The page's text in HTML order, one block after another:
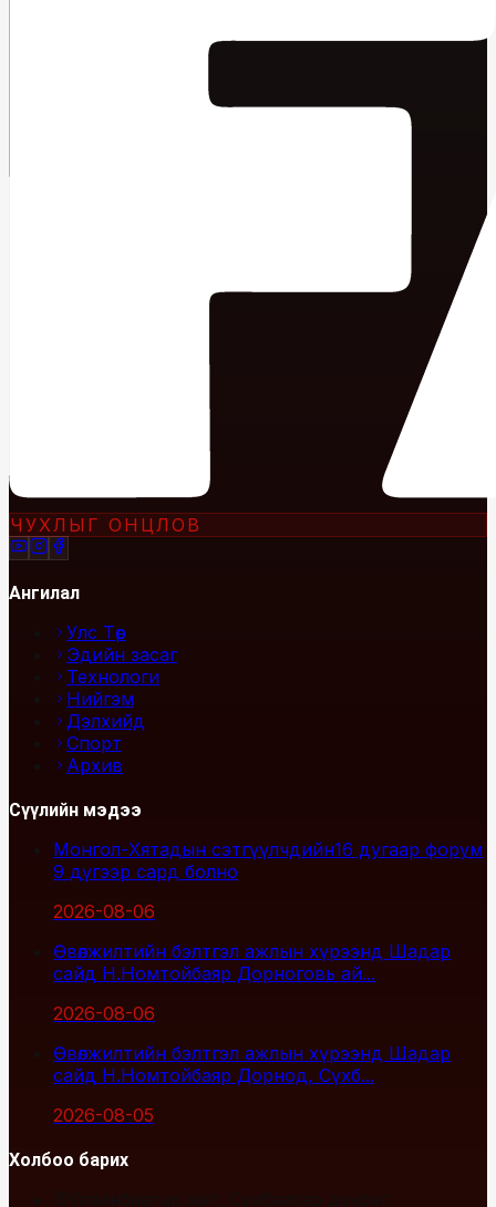
ЧУХЛЫГ ОНЦЛОВ
Ангилал
Улс Төр
Эдийн засаг
Технологи
Нийгэм
Дэлхийд
Спорт
Архив
Сүүлийн мэдээ
Монгол-Хятадын сэтгүүлчдийн16 дугаар форум
9 дүгээр сард болно
2026-08-06
Өвөлжилтийн бэлтгэл ажлын хүрээнд Шадар
сайд Н.Номтойбаяр Дорноговь ай...
2026-08-06
Өвөлжилтийн бэлтгэл ажлын хүрээнд Шадар
сайд Н.Номтойбаяр Дорнод, Сүхб...
2026-08-05
Холбоо барих